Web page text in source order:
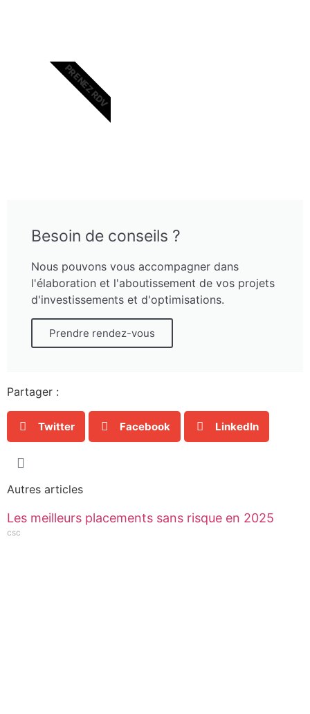
Besoin de conseils ?
Nous pouvons vous accompagner dans
l'élaboration et l'aboutissement de vos projets
d'investissements et d'optimisations.
Prendre rendez-vous
PRENEZ RDV
Partager :
Twitter Facebook LinkedIn
Autres articles
Les meilleurs placements sans risque en 2025
csc